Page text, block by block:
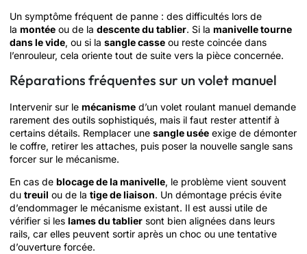
Un symptôme fréquent de panne : des difficultés lors de
la montée ou de la descente du tablier. Si la manivelle tourne
dans le vide, ou si la sangle casse ou reste coincée dans
l’enrouleur, cela oriente tout de suite vers la pièce concernée.
Réparations fréquentes sur un volet manuel
Intervenir sur le mécanisme d’un volet roulant manuel demande
rarement des outils sophistiqués, mais il faut rester attentif à
certains détails. Remplacer une sangle usée exige de démonter
le coffre, retirer les attaches, puis poser la nouvelle sangle sans
forcer sur le mécanisme.
En cas de blocage de la manivelle, le problème vient souvent
du treuil ou de la tige de liaison. Un démontage précis évite
d’endommager le mécanisme existant. Il est aussi utile de
vérifier si les lames du tablier sont bien alignées dans leurs
rails, car elles peuvent sortir après un choc ou une tentative
d’ouverture forcée.